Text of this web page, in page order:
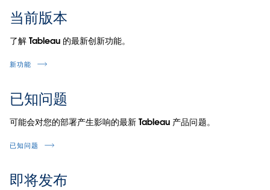
当前版本
了解 Tableau 的最新创新功能。
新功能
已知问题
可能会对您的部署产生影响的最新 Tableau 产品问题。
已知问题
即将发布